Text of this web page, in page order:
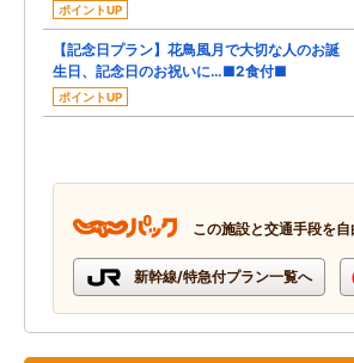
ポイントUP
【記念日プラン】花鳥風月で大切な人のお誕
生日、記念日のお祝いに…■2食付■
ポイントUP
この施設と交通手段を
新幹線/特急付プラン一覧へ